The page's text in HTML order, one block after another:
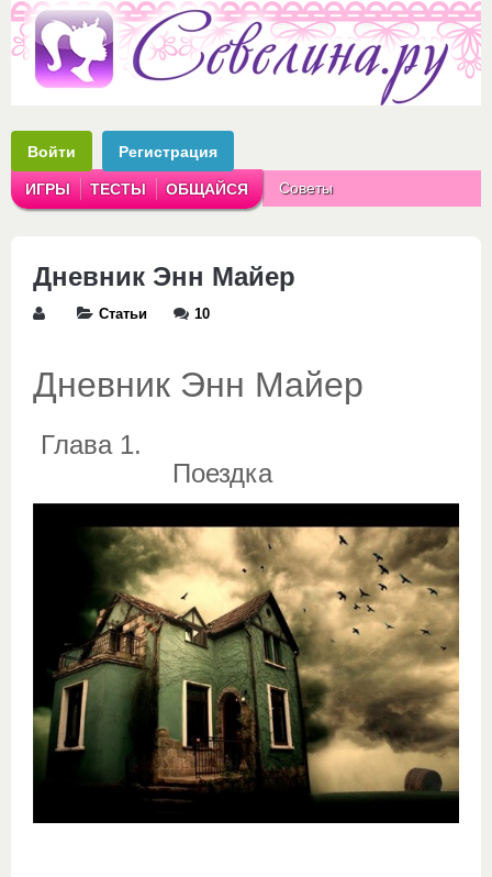
Войти Регистрация
ИГРЫ ТЕСТЫ ОБЩАЙСЯ Советы
Дневник Энн Майер
Статьи 10
Дневник Энн Майер
Глава 1.
Поездка